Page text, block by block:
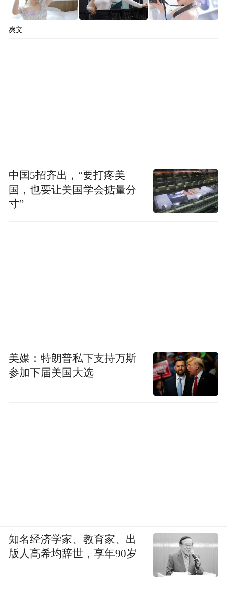
爽文
中国5招齐出，“要打疼美
国，也要让美国学会掂量分
寸”
美媒：特朗普私下支持万斯
参加下届美国大选
知名经济学家、教育家、出
版人高希均辞世，享年90岁